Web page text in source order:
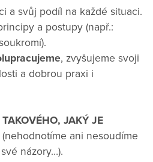
a svůj podíl na každé situaci.
a postupy (např.:
, zvyšujeme svoji
a dobrou praxi i
JAKÝ JE
ani nesoudíme
názory…).